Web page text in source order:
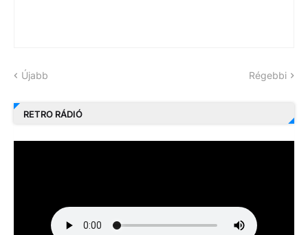
Újabb Régebbi
RETRO RÁDIÓ